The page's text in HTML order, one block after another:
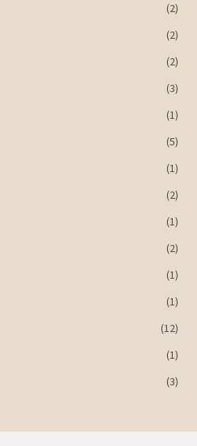
(2)
(2)
(2)
(3)
(1)
(5)
(1)
(2)
(1)
(2)
(1)
(1)
(12)
(1)
(3)